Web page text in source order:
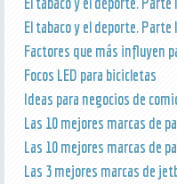
El tabaco y el deporte. Parte
Factores que más influyen
Focos LED para bicicletas
Ideas para negocios de
Las 10 mejores marcas de
Las 10 mejores marcas de
Las 3 mejores marcas de